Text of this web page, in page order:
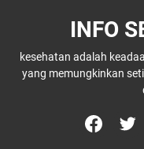
INFO
kesehatan adalah
yang memungkinkan